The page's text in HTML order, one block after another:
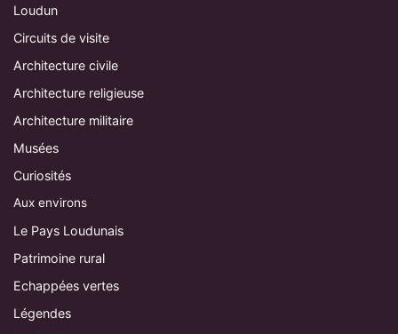
Loudun
Circuits de visite
Architecture civile
Architecture religieuse
Architecture militaire
Musées
Curiosités
Aux environs
Le Pays Loudunais
Patrimoine rural
Echappées vertes
Légendes